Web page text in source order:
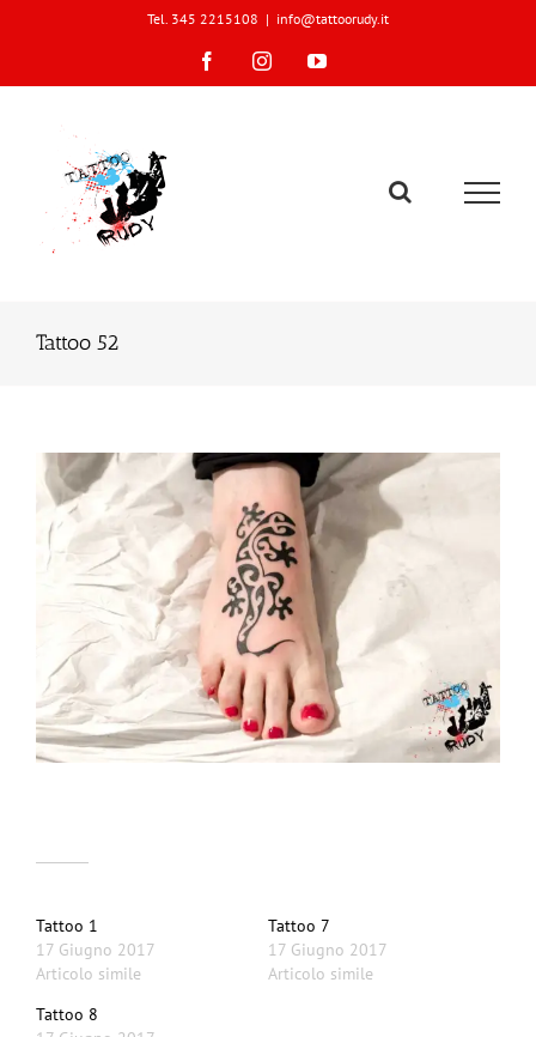
Tel. 345 2215108 | info@tattoorudy.it
FacebookInstagramYouTube
Tattoo 52
View
Larger
Image
Tattoo 1
17 Giugno 2017
Articolo simile
Tattoo 7
17 Giugno 2017
Articolo simile
Tattoo 8